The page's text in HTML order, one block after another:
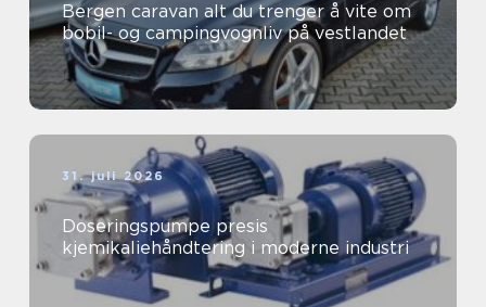
Bergen caravan alt du trenger å vite om
bobil- og campingvognliv på vestlandet
31. juli 2026
Doseringspumpe presis
kjemikaliehåndtering i moderne industri